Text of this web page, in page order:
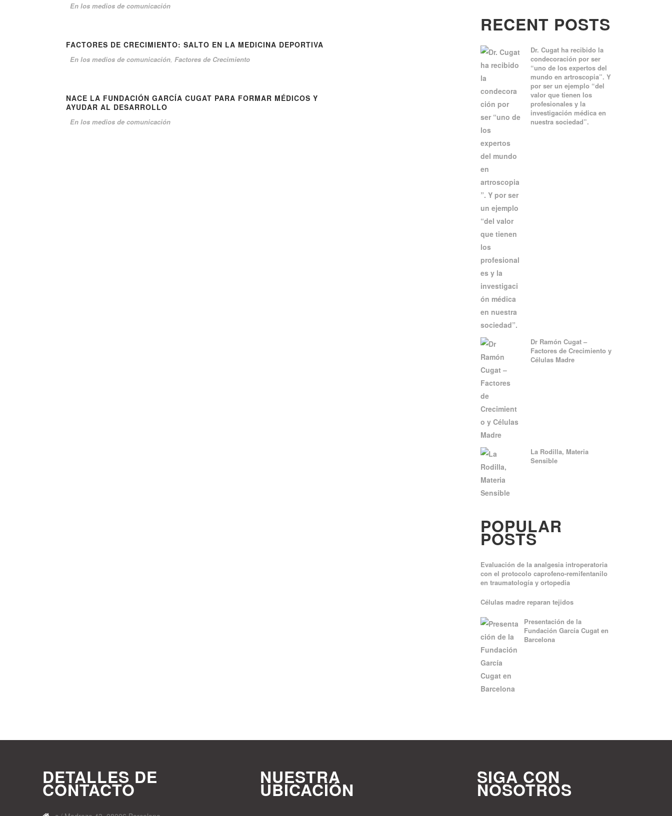
En los medios de comunicación
FACTORES DE CRECIMIENTO: SALTO EN LA MEDICINA DEPORTIVA
En los medios de comunicación, Factores de Crecimiento
NACE LA FUNDACIÓN GARCÍA CUGAT PARA FORMAR MÉDICOS Y
AYUDAR AL DESARROLLO
En los medios de comunicación
RECENT POSTS
Dr. Cugat ha recibido la
condecoración por ser
“uno de los expertos del
mundo en artroscopia”. Y
por ser un ejemplo “del
valor que tienen los
profesionales y la
investigación médica en
nuestra sociedad”.
Dr Ramón Cugat –
Factores de Crecimiento y
Células Madre
La Rodilla, Materia
Sensible
POPULAR
POSTS
Evaluación de la analgesia introperatoria
con el protocolo caprofeno-remifentanilo
en traumatología y ortopedia
Células madre reparan tejidos
Presentación de la
Fundación García Cugat en
Barcelona
DETALLES DE
CONTACTO
NUESTRA
UBICACIÓN
SIGA CON
NOSOTROS